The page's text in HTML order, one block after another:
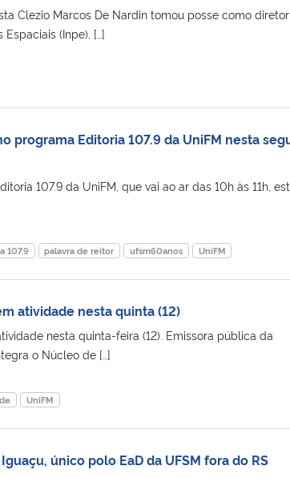
Clezio Marcos De Nardin tomou posse como diretor
(Inpe), […]
programa Editoria 107.9 da UniFM nesta
107.9 da UniFM, que vai ao ar das 10h às 11h,
107.9 palavra de reitor ufsm60anos UniFM
atividade nesta quinta (12)
nesta quinta-feira (12). Emissora pública da
o Núcleo de […]
UniFM
único polo EaD da UFSM fora do RS